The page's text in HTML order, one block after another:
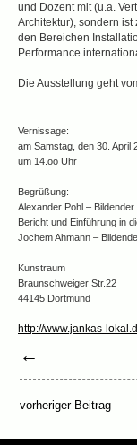
und Dozent mit (u.a.
Architektur), sondern
den Bereichen
Performance
Die Ausstellung geht
Vernissage:
am Samstag, den 30. April
um 14.oo Uhr
Begrüßung:
Alexander Pohl –
Bericht und Einführung in
Jochem Ahmann –
Kunstraum
Braunschweiger Str.22
44145 Dortmund
http://www.jankas-
←
vorheriger Beitrag